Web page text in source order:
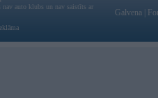
nav auto klubs un nav saistīts ar
Galvena